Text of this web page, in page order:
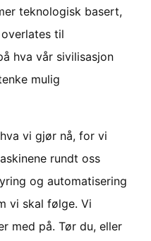
teknologisk basert,
til
hva vår sivilisasjon
mulig
vi gjør nå, for vi
rundt oss
og automatisering
vi skal følge. Vi
med på. Tør du, eller